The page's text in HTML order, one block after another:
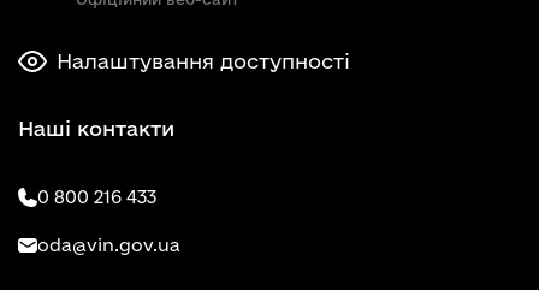
Налаштування доступності
Наші контакти
0 800 216 433
oda@vin.gov.ua